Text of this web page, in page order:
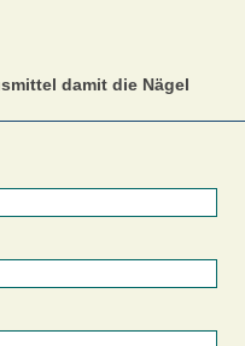
damit die Nägel